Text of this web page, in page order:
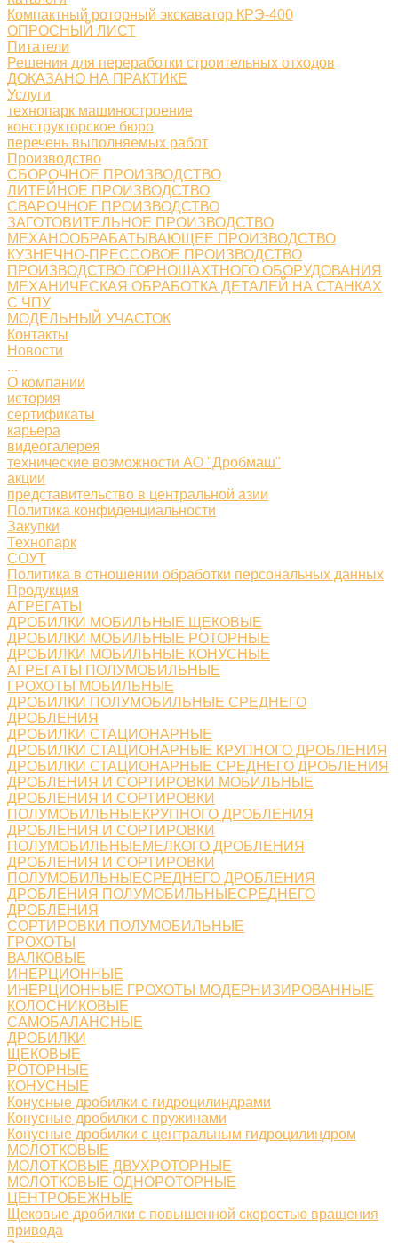
Компактный роторный экскаватор КРЭ-400
ОПРОСНЫЙ ЛИСТ
Питатели
Решения для переработки строительных отходов
ДОКАЗАНО НА ПРАКТИКЕ
Услуги
технопарк машиностроение
конструкторское бюро
перечень выполняемых работ
Производство
СБОРОЧНОЕ ПРОИЗВОДСТВО
ЛИТЕЙНОЕ ПРОИЗВОДСТВО
СВАРОЧНОЕ ПРОИЗВОДСТВО
ЗАГОТОВИТЕЛЬНОЕ ПРОИЗВОДСТВО
МЕХАНООБРАБАТЫВАЮЩЕЕ ПРОИЗВОДСТВО
КУЗНЕЧНО-ПРЕССОВОЕ ПРОИЗВОДСТВО
ПРОИЗВОДСТВО ГОРНОШАХТНОГО ОБОРУДОВАНИЯ
МЕХАНИЧЕСКАЯ ОБРАБОТКА ДЕТАЛЕЙ НА СТАНКАХ
С ЧПУ
МОДЕЛЬНЫЙ УЧАСТОК
Контакты
Новости
...
О компании
история
сертификаты
карьера
видеогалерея
технические возможности АО "Дробмаш"
акции
представительство в центральной азии
Политика конфиденциальности
Закупки
Технопарк
СОУТ
Политика в отношении обработки персональных данных
Продукция
АГРЕГАТЫ
ДРОБИЛКИ МОБИЛЬНЫЕ ЩЕКОВЫЕ
ДРОБИЛКИ МОБИЛЬНЫЕ РОТОРНЫЕ
ДРОБИЛКИ МОБИЛЬНЫЕ КОНУСНЫЕ
АГРЕГАТЫ ПОЛУМОБИЛЬНЫЕ
ГРОХОТЫ МОБИЛЬНЫЕ
ДРОБИЛКИ ПОЛУМОБИЛЬНЫЕ СРЕДНЕГО
ДРОБЛЕНИЯ
ДРОБИЛКИ СТАЦИОНАРНЫЕ
ДРОБИЛКИ СТАЦИОНАРНЫЕ КРУПНОГО ДРОБЛЕНИЯ
ДРОБИЛКИ СТАЦИОНАРНЫЕ СРЕДНЕГО ДРОБЛЕНИЯ
ДРОБЛЕНИЯ И СОРТИРОВКИ МОБИЛЬНЫЕ
ДРОБЛЕНИЯ И СОРТИРОВКИ
ПОЛУМОБИЛЬНЫЕКРУПНОГО ДРОБЛЕНИЯ
ДРОБЛЕНИЯ И СОРТИРОВКИ
ПОЛУМОБИЛЬНЫЕМЕЛКОГО ДРОБЛЕНИЯ
ДРОБЛЕНИЯ И СОРТИРОВКИ
ПОЛУМОБИЛЬНЫЕСРЕДНЕГО ДРОБЛЕНИЯ
ДРОБЛЕНИЯ ПОЛУМОБИЛЬНЫЕСРЕДНЕГО
ДРОБЛЕНИЯ
СОРТИРОВКИ ПОЛУМОБИЛЬНЫЕ
ГРОХОТЫ
ВАЛКОВЫЕ
ИНЕРЦИОННЫЕ
ИНЕРЦИОННЫЕ ГРОХОТЫ МОДЕРНИЗИРОВАННЫЕ
КОЛОСНИКОВЫЕ
САМОБАЛАНСНЫЕ
ДРОБИЛКИ
ЩЕКОВЫЕ
РОТОРНЫЕ
КОНУСНЫЕ
Конусные дробилки с гидроцилиндрами
Конусные дробилки с пружинами
Конусные дробилки с центральным гидроцилиндром
МОЛОТКОВЫЕ
МОЛОТКОВЫЕ ДВУХРОТОРНЫЕ
МОЛОТКОВЫЕ ОДНОРОТОРНЫЕ
ЦЕНТРОБЕЖНЫЕ
Щековые дробилки с повышенной скоростью вращения
привода